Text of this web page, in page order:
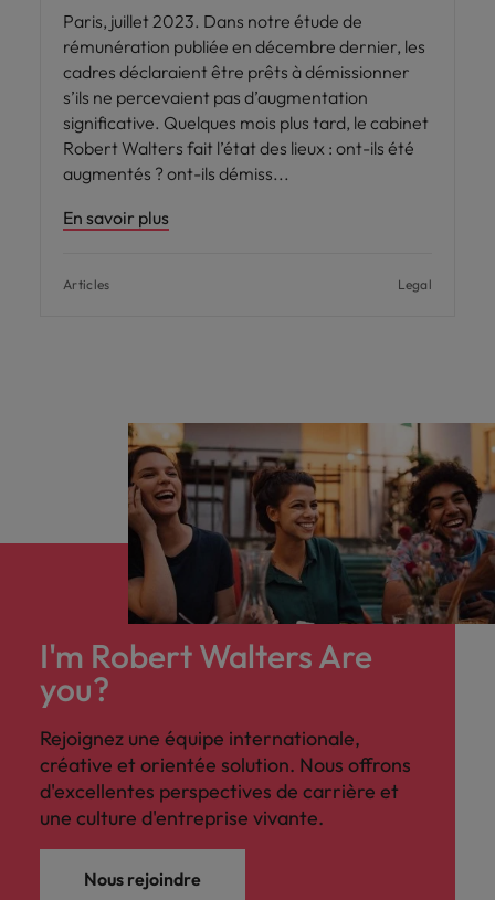
Paris, juillet 2023. Dans notre étude de
rémunération publiée en décembre dernier, les
cadres déclaraient être prêts à démissionner
s’ils ne percevaient pas d’augmentation
significative. Quelques mois plus tard, le cabinet
Robert Walters fait l’état des lieux : ont-ils été
augmentés ? ont-ils démiss
En savoir plus
Articles Legal
I'm Robert Walters Are
you?
Rejoignez une équipe internationale,
créative et orientée solution. Nous offrons
d'excellentes perspectives de carrière et
une culture d'entreprise vivante.
Nous rejoindre